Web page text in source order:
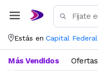
Estás en Capital Federal
Más Vendidos Ofertas